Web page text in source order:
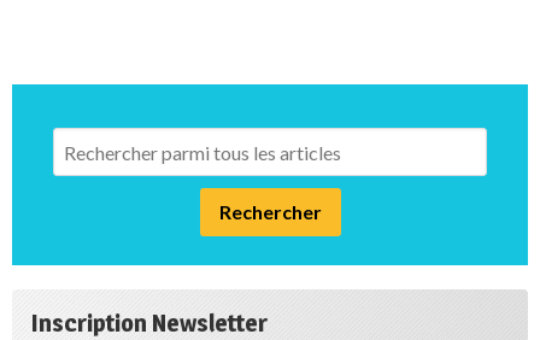
Inscription Newsletter